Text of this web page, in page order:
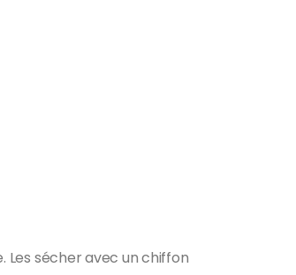
Les sécher avec un chiffon